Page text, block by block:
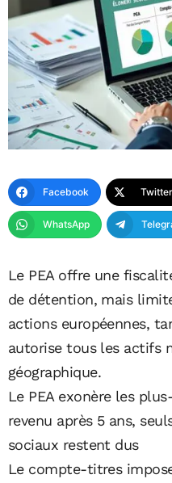
Facebook Twitter
WhatsApp
Le PEA offre une
de détention, mais
actions européennes,
autorise tous les actifs
géographique.
Le PEA exonère les
revenu après 5 ans,
sociaux restent dus
Le compte-titres